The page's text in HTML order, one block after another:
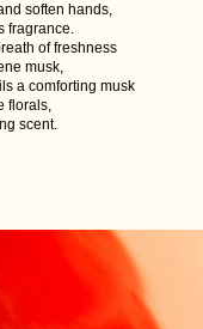
soften hands,
fragrance.
of freshness
musk,
a comforting musk
florals,
scent.